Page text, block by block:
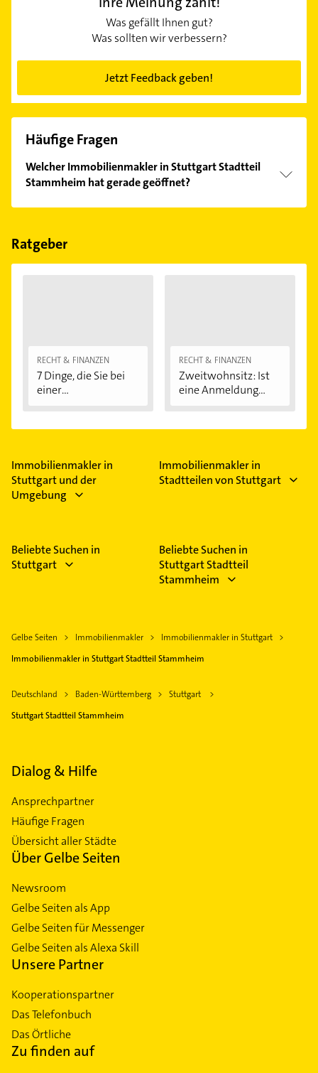
Was gefällt Ihnen gut?
Was sollten wir verbessern?
Jetzt Feedback geben!
Häufige Fragen
Welcher Immobilienmakler in Stuttgart Stadtteil
Stammheim hat gerade geöffnet?
Im Anbieter-Bereich finden Sie alleÖffnungszeiten.
Feiertagen abweichen können.
Ratgeber
RECHT & FINANZEN
7 Dinge, die Sie bei
einer
RECHT & FINANZEN
Zweitwohnsitz: Ist
eine Anmeldung...
Immobilienmakler in
Stuttgart und der
Umgebung
Immobilienmakler in
Stadtteilen von Stuttgart
Beliebte Suchen in
Stuttgart
Beliebte Suchen in
Stuttgart Stadtteil
Stammheim
Gelbe Seiten Immobilienmakler
Immobilienmakler in Stuttgart
Immobilienmakler in Stuttgart Stadtteil Stammheim
Deutschland Baden-Württemberg
Stuttgart
Stuttgart Stadtteil Stammheim
Dialog & Hilfe
Ansprechpartner
Häufige Fragen
Übersicht aller Städte
Über Gelbe Seiten
Newsroom
Gelbe Seiten als App
Gelbe Seiten für Messenger
Gelbe Seiten als Alexa Skill
Unsere Partner
Kooperationspartner
Das Telefonbuch
Das Örtliche
Zu finden auf